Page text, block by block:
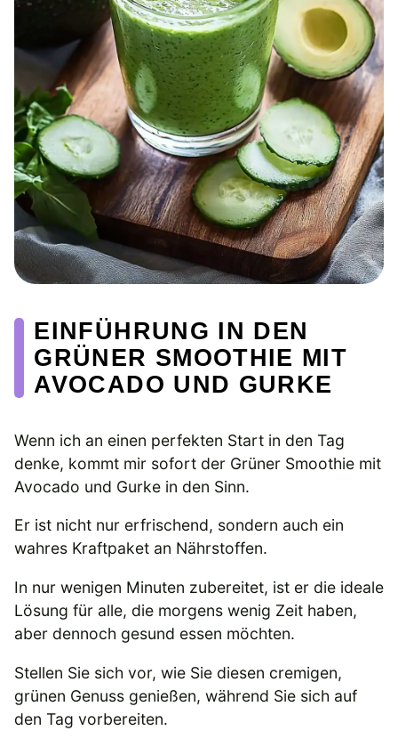
EINFÜHRUNG IN DEN
GRÜNER SMOOTHIE MIT
AVOCADO UND GURKE
Wenn ich an einen perfekten Start in den Tag
denke, kommt mir sofort der Grüner Smoothie mit
Avocado und Gurke in den Sinn.
Er ist nicht nur erfrischend, sondern auch ein
wahres Kraftpaket an Nährstoffen.
In nur wenigen Minuten zubereitet, ist er die ideale
Lösung für alle, die morgens wenig Zeit haben,
aber dennoch gesund essen möchten.
Stellen Sie sich vor, wie Sie diesen cremigen,
grünen Genuss genießen, während Sie sich auf
den Tag vorbereiten.